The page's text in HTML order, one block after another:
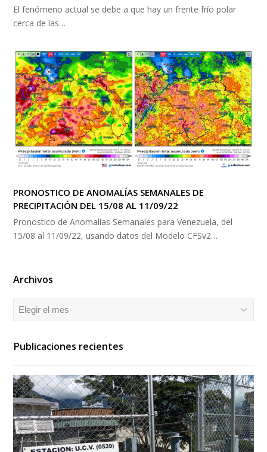
El fenómeno actual se debe a que hay un frente frío polar
cerca de las…
PRONOSTICO DE ANOMALÍAS SEMANALES DE
PRECIPITACIÓN DEL 15/08 AL 11/09/22
Pronostico de Anomalías Semanales para Venezuela, del
15/08 al 11/09/22, usando datos del Modelo CFSv2…
Archivos
Archivos
Publicaciones recientes